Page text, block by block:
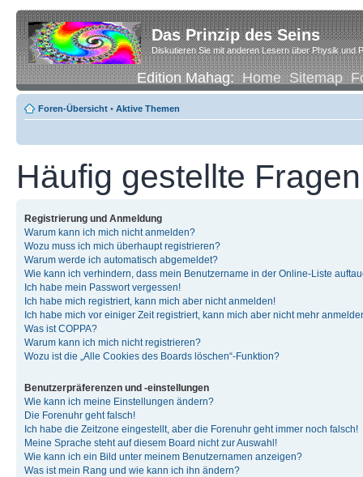
Das Prinzip des Seins
Diskutieren Sie mit anderen Lesern über Physik und
Edition Mahag:Home Sitemap
Foren-Übersicht • Aktive Themen
Häufig gestellte Fragen
Registrierung und Anmeldung
Warum kann ich mich nicht anmelden?
Wozu muss ich mich überhaupt registrieren?
Warum werde ich automatisch abgemeldet?
Wie kann ich verhindern, dass mein Benutzername in der Online-Liste
Ich habe mein Passwort vergessen!
Ich habe mich registriert, kann mich aber nicht anmelden!
Ich habe mich vor einiger Zeit registriert, kann mich aber nicht mehr
Was ist COPPA?
Warum kann ich mich nicht registrieren?
Wozu ist die „Alle Cookies des Boards löschen“-Funktion?
Benutzerpräferenzen und -einstellungen
Wie kann ich meine Einstellungen ändern?
Die Forenuhr geht falsch!
Ich habe die Zeitzone eingestellt, aber die Forenuhr geht immer noch falsch!
Meine Sprache steht auf diesem Board nicht zur Auswahl!
Wie kann ich ein Bild unter meinem Benutzernamen anzeigen?
Was ist mein Rang und wie kann ich ihn ändern?